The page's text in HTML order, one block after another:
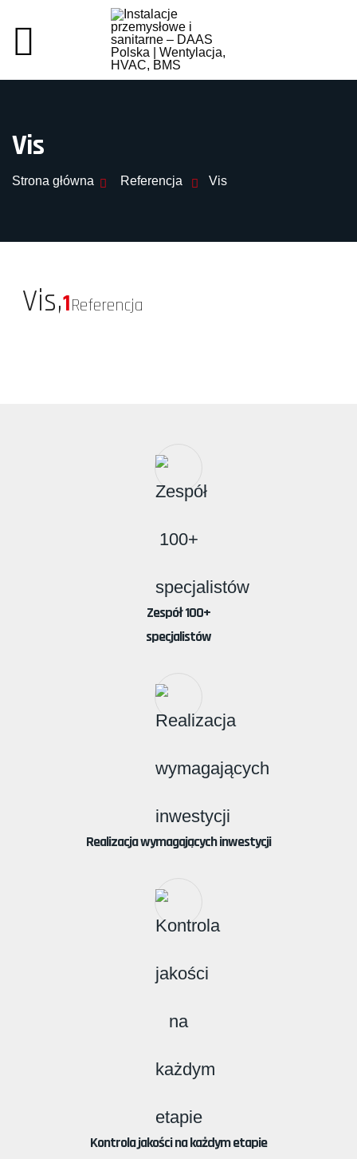
Vis
Strona główna Referencja Vis
Vis,1Referencja
Zespół 100+
specjalistów
Realizacja wymagających inwestycji
Kontrola jakości na każdym etapie